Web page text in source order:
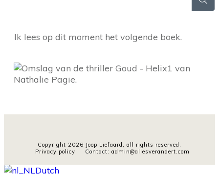
Ik lees op dit moment het volgende boek.
Privacy policy Contact: admin@allesverandert.com
Copyright 2026 Joop Liefaard , all rights reserved.
Dutch